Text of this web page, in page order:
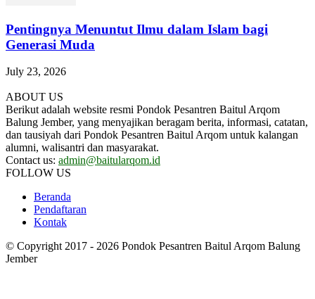
Pentingnya Menuntut Ilmu dalam Islam bagi
Generasi Muda
July 23, 2026
ABOUT US
Berikut adalah website resmi Pondok Pesantren Baitul Arqom
Balung Jember, yang menyajikan beragam berita, informasi, catatan,
dan tausiyah dari Pondok Pesantren Baitul Arqom untuk kalangan
alumni, walisantri dan masyarakat.
Contact us: admin@baitularqom.id
FOLLOW US
Beranda
Pendaftaran
Kontak
© Copyright 2017 - 2026 Pondok Pesantren Baitul Arqom Balung
Jember